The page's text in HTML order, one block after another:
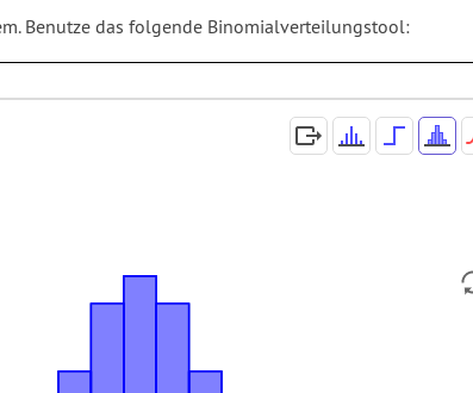
Benutze das folgende Binomialverteilungstool: